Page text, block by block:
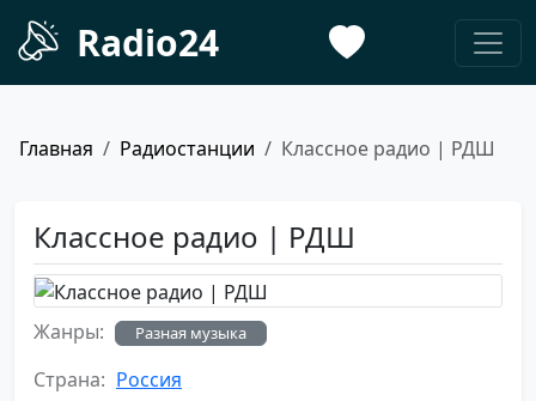
Radio24
Главная Радиостанции Классное радио | РДШ
Классное радио | РДШ
Жанры: Разная музыка
Страна: Россия